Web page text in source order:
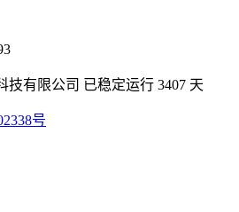
技有限公司 已稳定运行 3407 天
号